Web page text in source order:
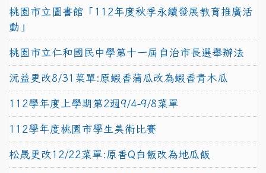
桃園市立圖書館「112年度秋季永續發展教育推廣活
動」
桃園市立仁和國民中學第十一屆自治市長選舉辦法
沅益更改8/31菜單:原蝦香蒲瓜改為蝦香青木瓜
112學年度上學期第2週9/4-9/8菜單
112學年度桃園市學生美術比賽
松晟更改12/22菜單:原香Q白飯改為地瓜飯